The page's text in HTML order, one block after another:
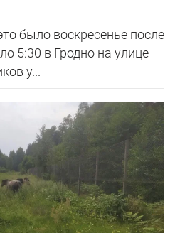
было воскресенье после
5:30 в Гродно на улице
у...